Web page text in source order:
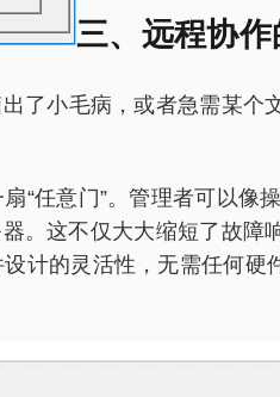
三、远程协
了小毛病，或者急需某
“任意门”。管理者可以
。这不仅大大缩短了故
计的灵活性，无需任何